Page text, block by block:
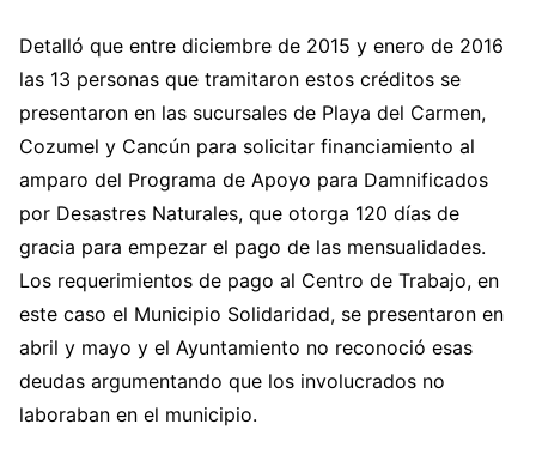
Detalló que entre diciembre de 2015 y enero de 2016
las 13 personas que tramitaron estos créditos se
presentaron en las sucursales de Playa del Carmen,
Cozumel y Cancún para solicitar financiamiento al
amparo del Programa de Apoyo para Damnificados
por Desastres Naturales, que otorga 120 días de
gracia para empezar el pago de las mensualidades.
Los requerimientos de pago al Centro de Trabajo, en
este caso el Municipio Solidaridad, se presentaron en
abril y mayo y el Ayuntamiento no reconoció esas
deudas argumentando que los involucrados no
laboraban en el municipio.